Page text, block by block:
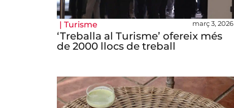
| Turisme març 3, 2026
‘Treballa al Turisme’ ofereix més
de 2000 llocs de treball